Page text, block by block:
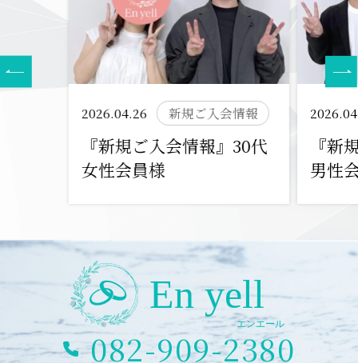
2026.04.26 新規ご入会情報
『新規ご入会情報』30代
女性会員様
『新
男性
082-909-2380